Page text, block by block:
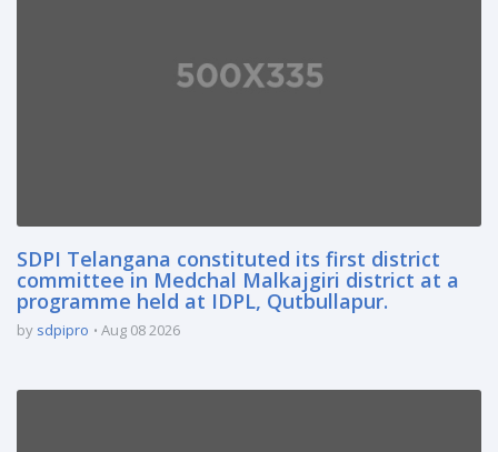
SDPI Telangana constituted its first district
committee in Medchal Malkajgiri district at a
programme held at IDPL, Qutbullapur.
by sdpipro Aug 08 2026